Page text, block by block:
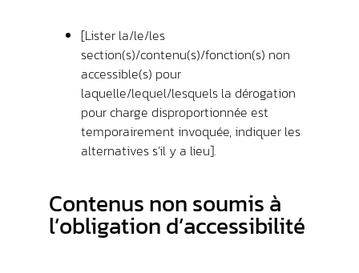
[Lister la/le/les
section(s)/contenu(s)/fonction(s) non
accessible(s) pour
laquelle/lequel/lesquels la dérogation
pour charge disproportionnée est
temporairement invoquée, indiquer les
alternatives s’il y a lieu].
Contenus non soumis à
l’obligation d’accessibilité